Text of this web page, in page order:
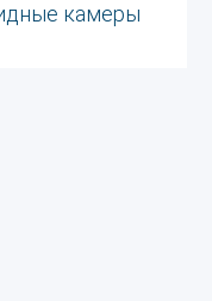
камеры